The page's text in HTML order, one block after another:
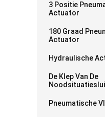
3 Positie
Actuator
180 Graad
Actuator
Hydraulische
De Klep Van De
Pneumatische